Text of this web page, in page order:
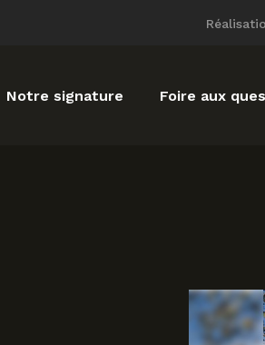
Notre signature Foire aux